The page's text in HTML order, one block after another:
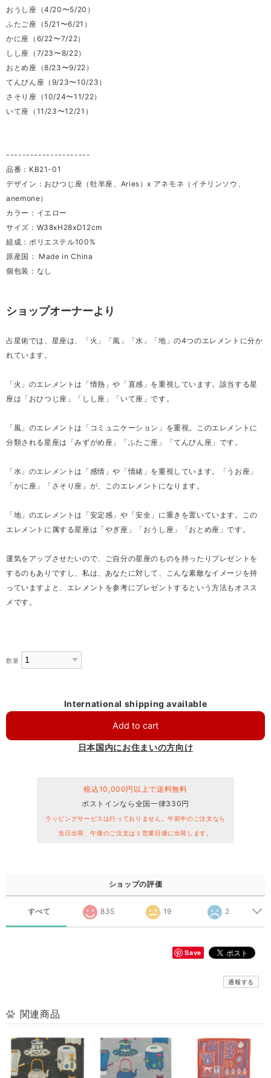
おうし座（4/20〜5/20）
ふたご座（5/21〜6/21）
かに座（6/22〜7/22）
しし座（7/23〜8/22）
おとめ座（8/23〜9/22）
てんびん座（9/23〜10/23）
さそり座（10/24〜11/22）
いて座（11/23〜12/21）
---------------------
品番：KB21-01
デザイン：おひつじ座（牡羊座、Aries）x アネモネ（イチリンソウ、
anemone）
カラー：イエロー
サイズ：W38xH28xD12cm
組成：ポリエステル100%
原産国： Made in China
個包装：なし
ショップオーナーより
占星術では、星座は、「火」「風」「水」「地」の4つのエレメントに分か
れています。
「火」のエレメントは「情熱」や「直感」を重視しています。該当する星
座は「おひつじ座」「しし座」「いて座」です。
「風」のエレメントは「コミュニケーション」を重視。このエレメントに
分類される星座は「みずがめ座」「ふたご座」「てんびん座」です。
「水」のエレメントは「感情」や「情緒」を重視しています。「うお座」
「かに座」「さそり座」が、このエレメントになります。
「地」のエレメントは「安定感」や「安全」に重きを置いています。この
エレメントに属する星座は「やぎ座」「おうし座」「おとめ座」です。
運気をアップさせたいので、ご自分の星座のものを持ったりプレゼントを
するのもありですし、私は、あなたに対して、こんな素敵なイメージを持
っていますよと、エレメントを参考にプレゼントするという方法もオスス
メです。
数量
International shipping available
Add to cart
日本国内にお住まいの方向け
税込10,000円以上で送料無料
ポストインなら全国一律330円
ラッピングサービスは行っておりません。午前中のご注文なら
当日出荷、午後のご注文は１営業日後に出荷します。
ショップの評価
すべて 835 19 2
Save
通報する
関連商品